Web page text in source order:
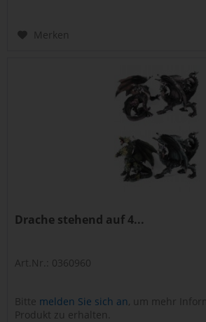
Merken
Drache stehend auf 4...
Art.Nr.: 0360960
Bitte melden Sie sich an, um mehr
Produkt zu erhalten.